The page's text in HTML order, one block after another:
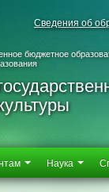
Сведения об
бюджетное
Наука